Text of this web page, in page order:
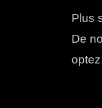
Plus
De